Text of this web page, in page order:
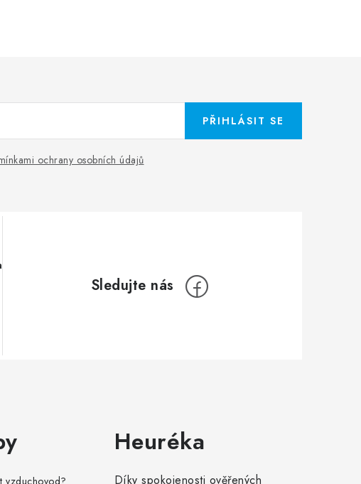
ochrany osobních údajů
PŘIHLÁSIT SE
vzduchovod?
Heuréka
Díky spokojenosti ověřených